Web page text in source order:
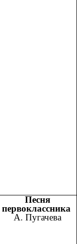
Песня
первоклассника
А. Пугачева